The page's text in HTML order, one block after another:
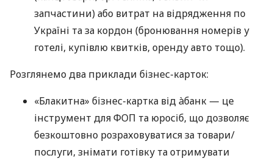
запчастини) або витрат на відрядження по
Україні та за кордон (бронювання номерів у
готелі, купівлю квитків, оренду авто тощо).
Розглянемо два приклади бізнес-карток:
«Блакитна» бізнес-картка від àбанк — це
інструмент для ФОП та юросіб, що дозволяє
безкоштовно розраховуватися за товари/
послуги, знімати готівку та отримувати